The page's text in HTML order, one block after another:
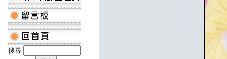
搜尋